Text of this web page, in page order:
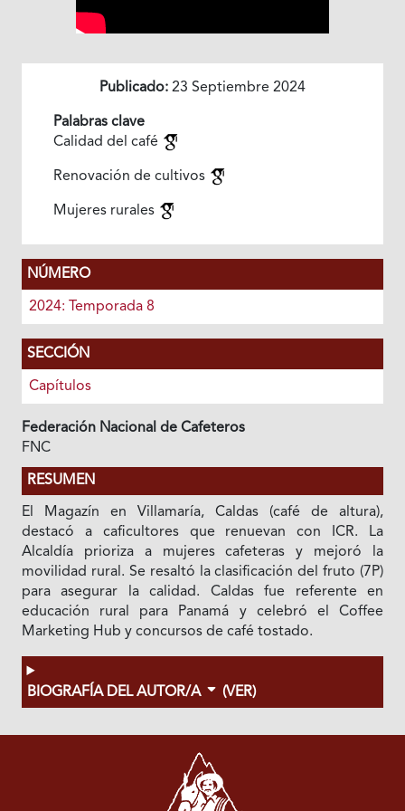
Publicado: 23 Septiembre 2024
Palabras clave
Calidad del café
Renovación de cultivos
Mujeres rurales
NÚMERO
2024: Temporada 8
SECCIÓN
Capítulos
Federación Nacional de Cafeteros
FNC
RESUMEN
El Magazín en Villamaría, Caldas (café de altura),
destacó a caficultores que renuevan con ICR. La
Alcaldía prioriza a mujeres cafeteras y mejoró la
movilidad rural. Se resaltó la clasificación del fruto (7P)
para asegurar la calidad. Caldas fue referente en
educación rural para Panamá y celebró el Coffee
Marketing Hub y concursos de café tostado.
BIOGRAFÍA DEL AUTOR/A (VER)